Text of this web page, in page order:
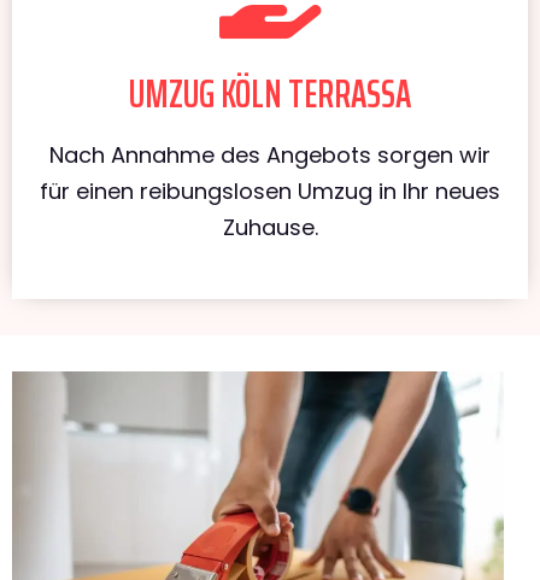
UMZUG KÖLN TERRASSA
Nach Annahme des Angebots sorgen wir
für einen reibungslosen Umzug in Ihr neues
Zuhause.